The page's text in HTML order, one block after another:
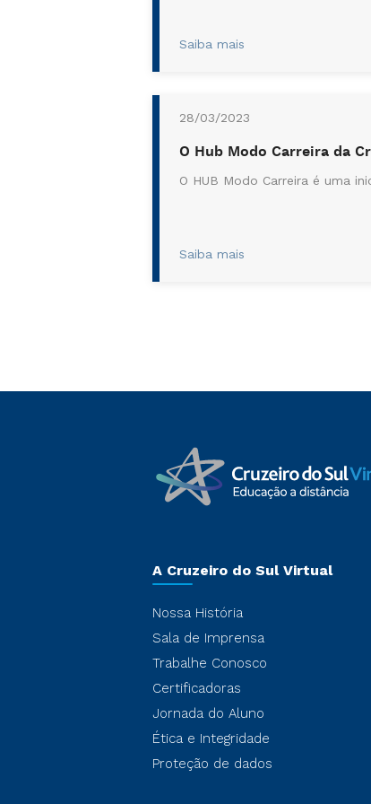
Saiba mais
28/03/2023
O Hub Modo Carreira da
O HUB Modo Carreira é uma
Saiba mais
A Cruzeiro do Sul Virtual
Nossa História
Sala de Imprensa
Trabalhe Conosco
Certificadoras
Jornada do Aluno
Ética e Integridade
Proteção de dados